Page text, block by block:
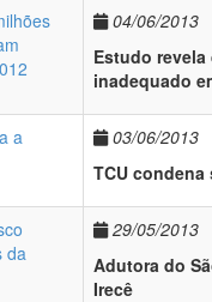
04/06/2013
Estudo
inadequado
03/06/2013
TCU condena
29/05/2013
Adutora do
Irecê